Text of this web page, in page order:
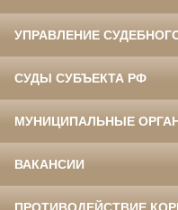
УПРАВЛЕНИЕ
СУДЫ СУБЪЕКТА РФ
МУНИЦИПАЛЬНЫЕ
ВАКАНСИИ